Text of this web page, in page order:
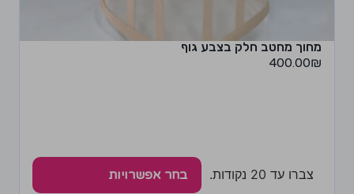
מחוך מחטב חלק בצבע גוף
400.00₪
צברו עד 20 נקודות. בחר אפשרויות